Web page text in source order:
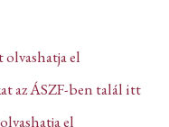
el
az ÁSZF-ben talál itt
el